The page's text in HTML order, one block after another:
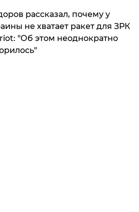
рассказал, почему у
не хватает ракет для ЗРК
"Об этом неоднократно